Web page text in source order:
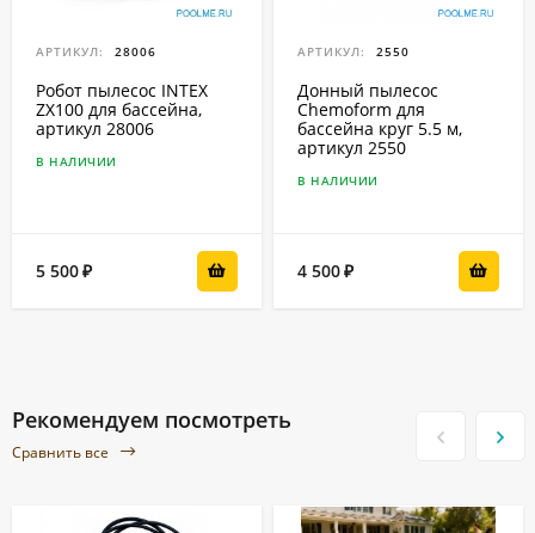
АРТИКУЛ: 28006
Робот пылесос INTEX
ZX100 для бассейна,
артикул 28006
В НАЛИЧИИ
5 500₽
АРТИКУЛ: 2550
Донный пылесос
Chemoform для
бассейна круг 5.5 м,
артикул 2550
В НАЛИЧИИ
4 500₽
Рекомендуем посмотреть
Сравнить все